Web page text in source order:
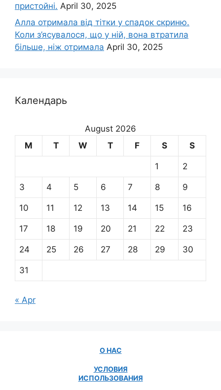
пристойні. April 30, 2025
Алла отримала від тітки у спадок скриню.
Коли з’ясувалося, що у ній, вона втратила
більше, ніж отримала April 30, 2025
Календарь
August 2026
M
T W T F S S
1 2
3 4 5 6 7 8 9
10 11 12 13 14 15 16
17 18 19 20 21 22 23
24 25 26 27 28 29 30
31
« Apr
О НАС
УСЛОВИЯ
ИСПОЛЬЗОВАНИЯ